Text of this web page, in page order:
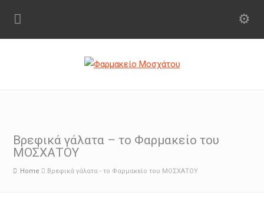
Βρεφικά γάλατα – το Φαρμακείο του
ΜΟΣΧΑΤΟΥ
Home Βρεφικά γάλατα - το Φαρμακείο του ΜΟΣΧΑΤΟΥ